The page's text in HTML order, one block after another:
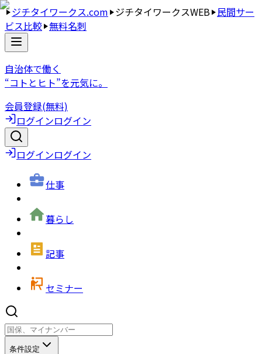
ジチタイワークス.com ジチタイワークスWEB 民間サー
ビス比較 無料名刺
自治体で働く
“コトとヒト”を元気に。
会員登録(無料)
ログインログイン
ログインログイン
仕事
暮らし
記事
セミナー
条件設定